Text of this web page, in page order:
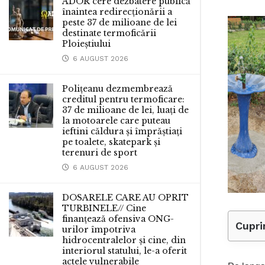
înaintea redirecționării a
peste 37 de milioane de lei
destinate termoficării
Ploieștiului
6 AUGUST 2026
Polițeanu dezmembrează
creditul pentru termoficare:
37 de milioane de lei, luați de
la motoarele care puteau
ieftini căldura și împrăștiați
pe toalete, skatepark și
terenuri de sport
6 AUGUST 2026
DOSARELE CARE AU OPRIT
TURBINELE// Cine
finanțează ofensiva ONG-
urilor împotriva
hidrocentralelor și cine, din
interiorul statului, le-a oferit
actele vulnerabile